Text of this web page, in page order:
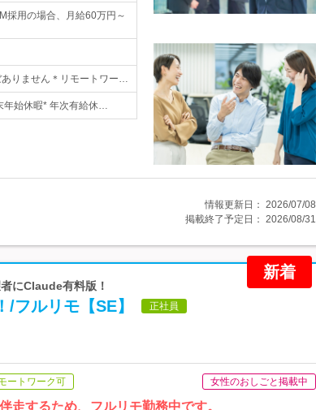
採用の場合、月給60万円～
りません＊リモートワー…
始休暇* 年次有給休…
情報更新日： 2026/07/08
掲載終了予定日： 2026/08/31
新着
にClaude有料版！
フルリモ【SE】 正社員
ートワーク可 女性のおしごと掲載中
走するため、フルリモ勤務中です。